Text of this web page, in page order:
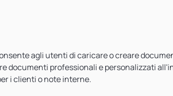
agli utenti di caricare o creare
documenti professionali e personalizzati
i clienti o note interne.